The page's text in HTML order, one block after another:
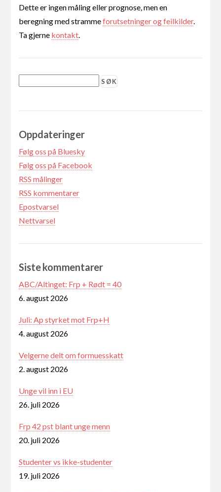
Dette er ingen måling eller prognose, men en
beregning med strammeforutsetninger og feilkilder.
Ta gjerne kontakt.
Oppdateringer
Følg oss på Bluesky
Følg oss på Facebook
RSS målinger
RSS kommentarer
Epostvarsel
Nettvarsel
Siste kommentarer
ABC/Altinget: Frp + Rødt = 40
6. august 2026
Juli: Ap styrket mot Frp+H
4. august 2026
Velgerne delt om formuesskatt
2. august 2026
Unge vil inn i EU
26. juli 2026
Frp 42 pst blant unge menn
20. juli 2026
Studenter vs ikke-studenter
19. juli 2026